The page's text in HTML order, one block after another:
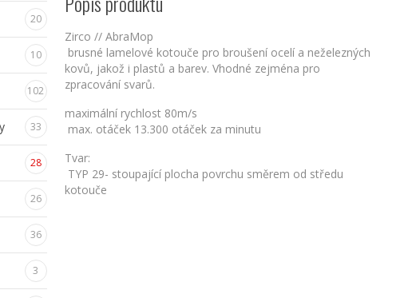
20
10
102
33
28
26
36
3
Zirco // AbraMop
brusné lamelové kotouče pro broušení ocelí a neželezných
kovů, jakož i plastů a barev. Vhodné zejména pro
zpracování svarů.
maximální rychlost 80m/s
max. otáček 13.300 otáček za minutu
Tvar:
TYP 29- stoupající plocha povrchu směrem od středu
kotouče